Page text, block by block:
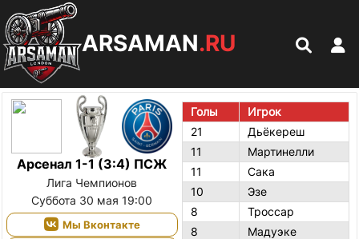
ARSAMAN.RU
Арсенал 1-1 (3:4) ПСЖ
Лига Чемпионов
Суббота 30 мая 19:00
Мы Вконтакте
Голы
Игрок
21
Дьёкереш
11
Мартинелли
11
Сака
10
Эзе
8
Троссар
8
Мадуэке